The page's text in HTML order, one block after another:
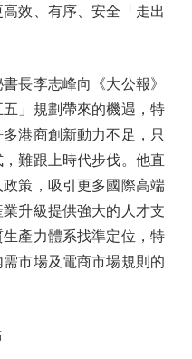
效、有序、安全「走出
李志峰向《大公報》
」規劃帶來的機遇，特
港商創新動力不足，只
難跟上時代步伐。他直
策，吸引更多國際高端
升級提供強大的人才支
產力體系找準定位，特
市場及電商市場規則的